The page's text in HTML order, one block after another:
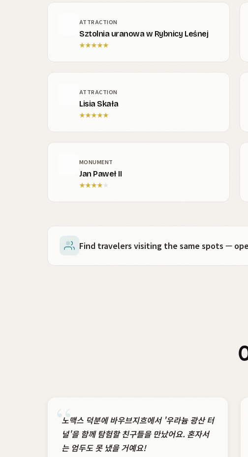
ATTRACTION
Sztolnia uranowa w Rybnicy Leśnej
★★★★★
ATTRACTION
Lisia Skała
★★★★★
MONUMENT
Jan Paweł II
★★★★ ★
Find travelers visiting the same spots —
“
노맥스 덕분에 바우브지흐에서 '우라늄 광산 터
널'을 함께 탐험할 친구들을 만났어요. 혼자서
는 엄두도 못 냈을 거예요!